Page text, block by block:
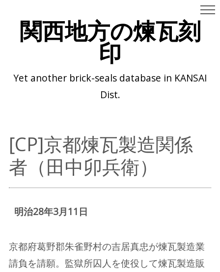
関西地方の煉瓦刻
印
Yet another brick-seals database in KANSAI
Dist.
[CP]京都煉瓦製造関係
者（田中卯兵衛）
明治28年3月11日
京都府葛野郡朱雀野村の吉居真忠が煉瓦製造業
請負を請願。監獄所囚人を使役して煉瓦製造販